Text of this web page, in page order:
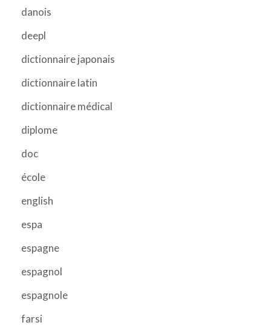
danois
deepl
dictionnaire japonais
dictionnaire latin
dictionnaire médical
diplome
doc
école
english
espa
espagne
espagnol
espagnole
farsi